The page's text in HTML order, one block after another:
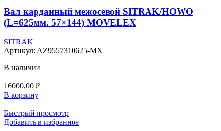
Вал карданный межосевой SITRAK/HOWO
(L=625мм. 57×144) MOVELEX
SITRAK
Артикул: AZ9557310625-MX
В наличии
16000,00 ₽
В корзину
Быстрый просмотр
Добавить в избранное